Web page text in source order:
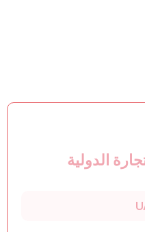
الدولية